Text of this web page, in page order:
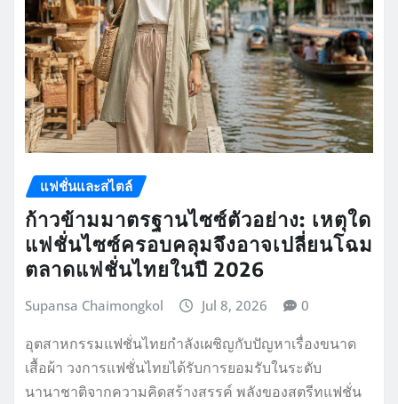
แฟชั่นและสไตล์
ก้าวข้ามมาตรฐานไซซ์ตัวอย่าง: เหตุใด
แฟชั่นไซซ์ครอบคลุมจึงอาจเปลี่ยนโฉม
ตลาดแฟชั่นไทยในปี 2026
Supansa Chaimongkol Jul 8, 2026 0
อุตสาหกรรมแฟชั่นไทยกำลังเผชิญกับปัญหาเรื่องขนาด
เสื้อผ้า วงการแฟชั่นไทยได้รับการยอมรับในระดับ
นานาชาติจากความคิดสร้างสรรค์ พลังของสตรีทแฟชั่น